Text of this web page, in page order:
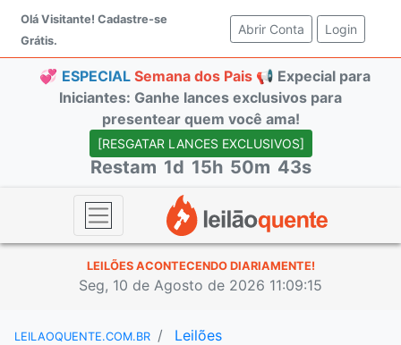
Olá Visitante! Cadastre-se
Grátis.
Abrir Conta (current)
Login
💞 ESPECIAL Semana dos Pais 📢 Expecial para
Iniciantes: Ganhe lances exclusivos para
presentear quem você ama!
[RESGATAR LANCES EXCLUSIVOS]
Restam 1d 15h 50m 42s
LEILÕES ACONTECENDO DIARIAMENTE!
Seg, 10 de Agosto de 2026 11:09:16
LEILAOQUENTE.COM.BR
Leilões